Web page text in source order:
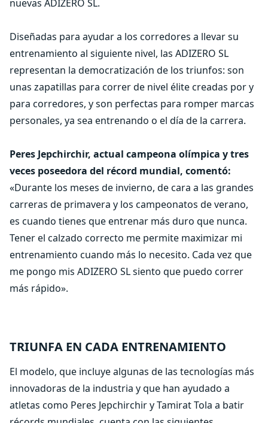
nuevas ADIZERO SL.
Diseñadas para ayudar a los corredores a llevar su
entrenamiento al siguiente nivel, las ADIZERO SL
representan la democratización de los triunfos: son
unas zapatillas para correr de nivel élite creadas por y
para corredores, y son perfectas para romper marcas
personales, ya sea entrenando o el día de la carrera.
Peres Jepchirchir, actual campeona olímpica y tres
veces poseedora del récord mundial, comentó:
«Durante los meses de invierno, de cara a las grandes
carreras de primavera y los campeonatos de verano,
es cuando tienes que entrenar más duro que nunca.
Tener el calzado correcto me permite maximizar mi
entrenamiento cuando más lo necesito. Cada vez que
me pongo mis ADIZERO SL siento que puedo correr
más rápido».
TRIUNFA EN CADA ENTRENAMIENTO
El modelo, que incluye algunas de las tecnologías más
innovadoras de la industria y que han ayudado a
atletas como Peres Jepchirchir y Tamirat Tola a batir